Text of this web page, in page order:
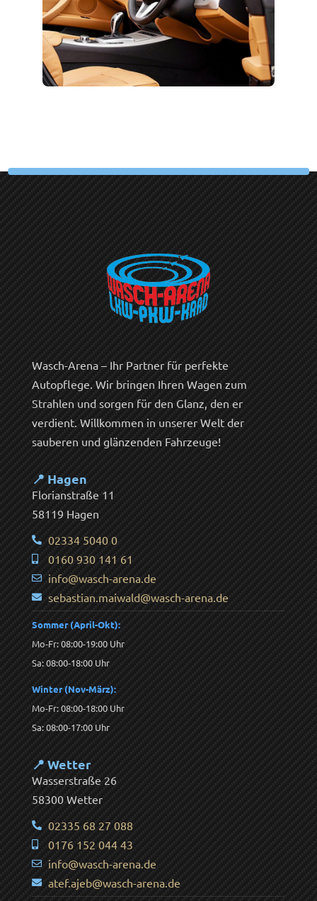
Wasch-Arena – Ihr Partner für perfekte
Autopflege. Wir bringen Ihren Wagen zum
Strahlen und sorgen für den Glanz, den er
verdient. Willkommen in unserer Welt der
sauberen und glänzenden Fahrzeuge!
📍 Hagen
Florianstraße 11
58119 Hagen
02334 5040 0
0160 930 141 61
info@wasch-arena.de
sebastian.maiwald@wasch-arena.de
Sommer (April-Okt):
Mo-Fr: 08:00-19:00 Uhr
Sa: 08:00-18:00 Uhr
Winter (Nov-März):
Mo-Fr: 08:00-18:00 Uhr
Sa: 08:00-17:00 Uhr
📍 Wetter
Wasserstraße 26
58300 Wetter
02335 68 27 088
0176 152 044 43
info@wasch-arena.de
atef.ajeb@wasch-arena.de